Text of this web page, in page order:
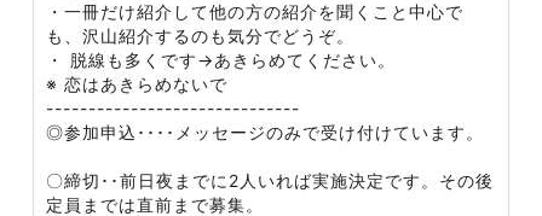
・一冊だけ紹介して他の方の紹介を聞くこと中心で
も、沢山紹介するのも気分でどうぞ。
・ 脱線も多くです→あきらめてください。
※ 恋はあきらめないで
------------------------------
◎参加申込････メッセージのみで受け付けています。
〇締切･･前日夜までに2人いれば実施決定です。その後
定員までは直前まで募集。